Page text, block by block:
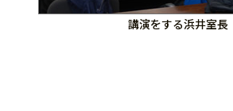
講演をする浜井室長